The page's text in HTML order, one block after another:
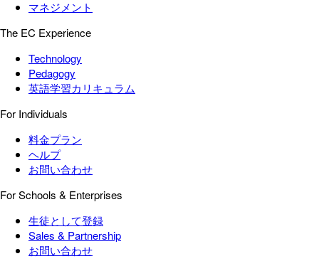
マネジメント
The EC Experience
Technology
Pedagogy
英語学習カリキュラム
For Individuals
料金プラン
ヘルプ
お問い合わせ
For Schools & Enterprises
生徒として登録
Sales & Partnership
お問い合わせ